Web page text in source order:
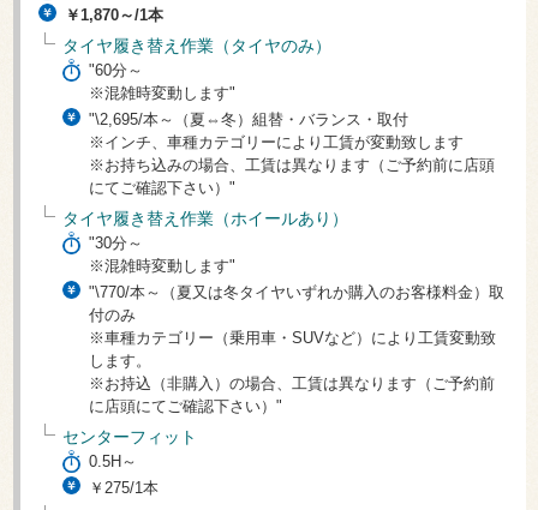
￥1,870～/1本
タイヤ履き替え作業（タイヤのみ）
"60分～
※混雑時変動します"
"\2,695/本～（夏⇔冬）組替・バランス・取付
※インチ、車種カテゴリーにより工賃が変動致します
※お持ち込みの場合、工賃は異なります（ご予約前に店頭
にてご確認下さい）"
タイヤ履き替え作業（ホイールあり）
"30分～
※混雑時変動します"
"\770/本～（夏又は冬タイヤいずれか購入のお客様料金）取
付のみ
※車種カテゴリー（乗用車・SUVなど）により工賃変動致
します。
※お持込（非購入）の場合、工賃は異なります（ご予約前
に店頭にてご確認下さい）"
センターフィット
0.5H～
￥275/1本